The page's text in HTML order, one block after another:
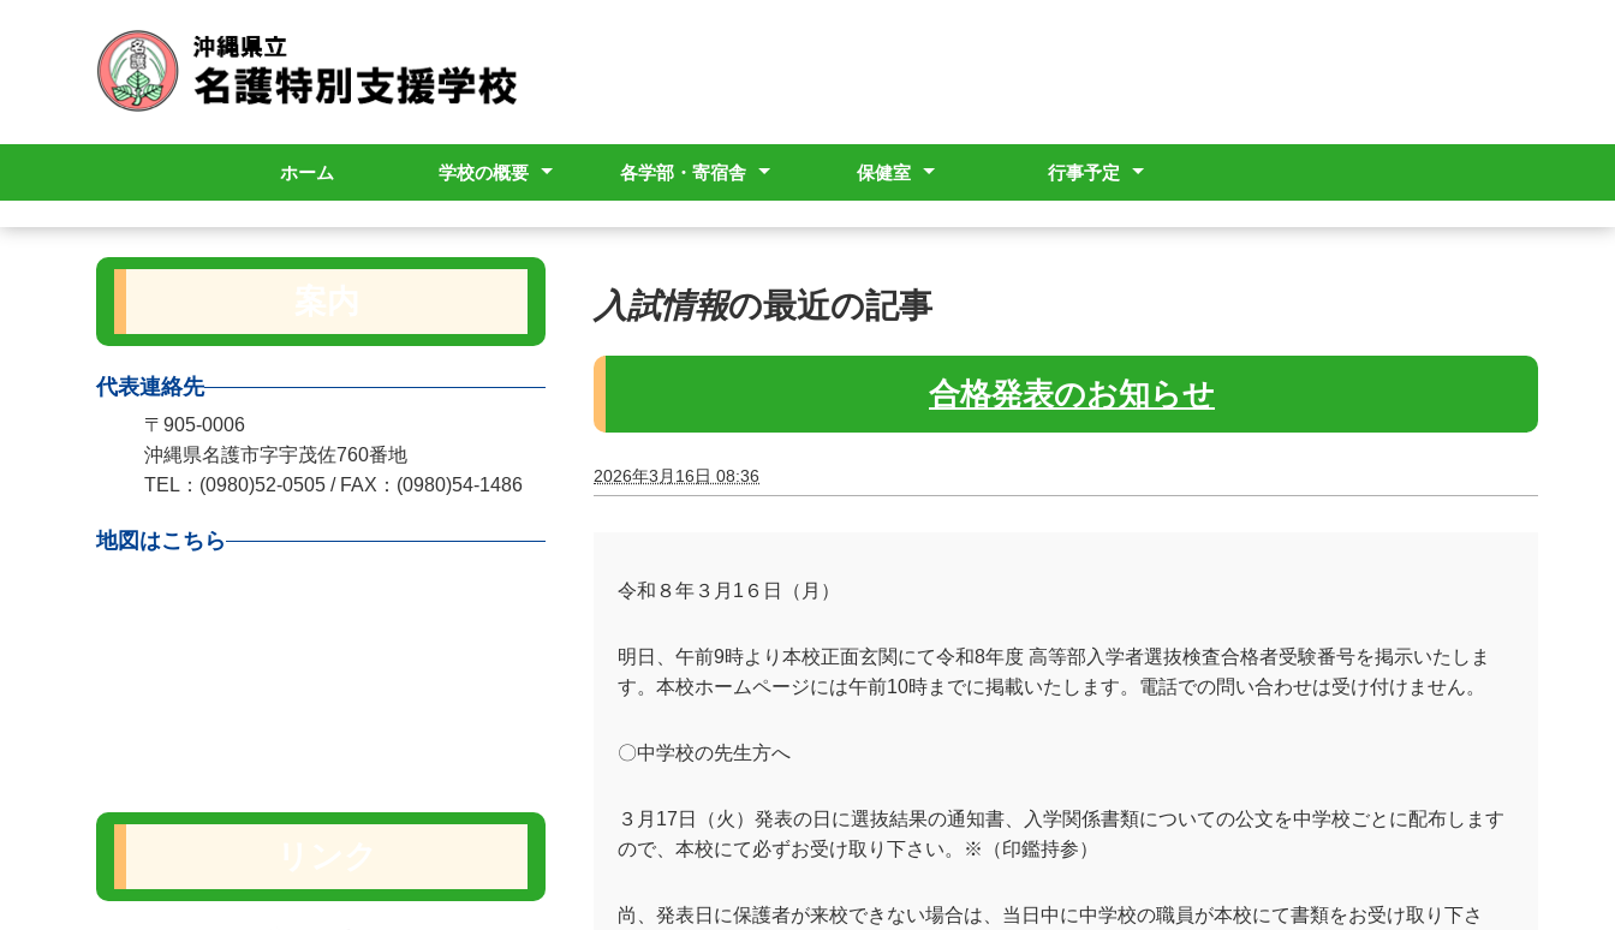
ホーム 学校の概要
学校長あいさつ
学校要覧
学校案内
寄宿舎案内
教育相談
校歌歌詞
校歌メロディー
校歌の由来
敷地内に育成する木々
職員必携
スクールミッション・スクール
年間指導計画
各学部・寄宿舎
幼稚部
小学部
中学部
高等部
寄宿舎
保健室
お知らせ
提出物類
行事予定
入試情報の最近の記事
合格発表のお知らせ
2026年3月16日 08:36
令和８年３月 1 ６日（月）
明日、午前9時より本校正面玄関にて令和8年度 高等部入学者選抜検査合格者受験番号を掲示いたしま
す。本校ホームページには午前10時までに掲載いたします。電話での問い合わせは受け付けません。
〇中学校の先生方へ
３月17日（火）発表の日に選抜結果の通知書、入学関係書類についての公文を中学校ごとに配布します
ので、本校にて必ずお受け取り下さい。※（印鑑持参）
尚、発表日に保護者が来校できない場合は、当日中に中学校の職員が本校にて書類をお受け取り下さ
代表連絡先
〒905-0006
沖縄県名護市字宇茂佐760番地
TEL：(0980)52-0505 / FAX：(0980)54-1486
地図はこちら